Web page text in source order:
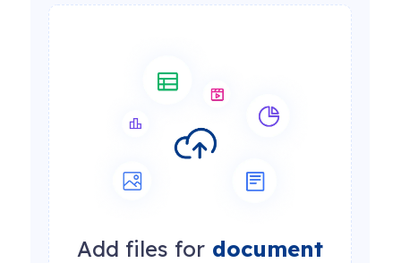
Add files for document